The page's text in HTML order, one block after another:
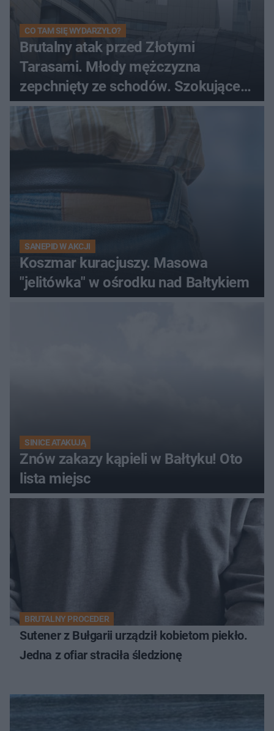
CO TAM SIĘ WYDARZYŁO?
Brutalny atak przed Złotymi
Tarasami. Młody mężczyzna
zepchnięty ze schodów. Szokujące
nagranie krąży po sieci
SANEPID W AKCJI
Koszmar kuracjuszy. Masowa
"jelitówka" w ośrodku nad Bałtykiem
SINICE ATAKUJĄ
Znów zakazy kąpieli w Bałtyku! Oto
lista miejsc
BRUTALNY PROCEDER
Sutener z Bułgarii urządził kobietom piekło.
Jedna z ofiar straciła śledzionę